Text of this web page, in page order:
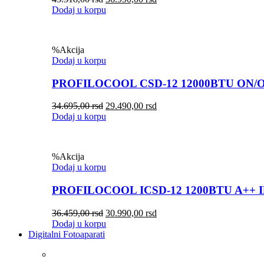
Dodaj u korpu
%Akcija
Dodaj u korpu
PROFILOCOOL CSD-12 12000BTU ON/
34.695,00rsd 29.490,00 rsd
Dodaj u korpu
%Akcija
Dodaj u korpu
PROFILOCOOL ICSD-12 1200BTU
36.459,00rsd 30.990,00 rsd
Dodaj u korpu
Digitalni Fotoaparati